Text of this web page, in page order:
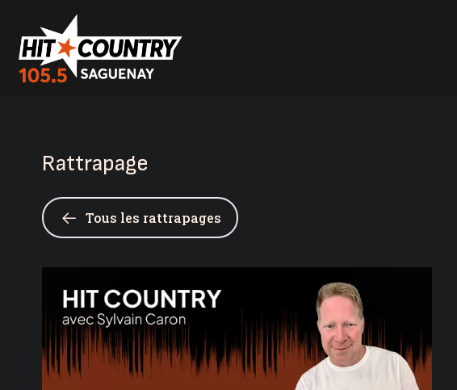
Rattrapage
Tous les rattrapages